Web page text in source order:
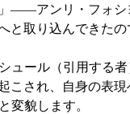
」――アンリ・フォ
取り込んできたの
ュール（引用する
され、自身の表現
変貌します。